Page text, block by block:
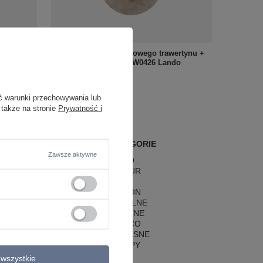
Okrągły kinkiet z kremowego trawertynu +
szklana kula Maxlight W0426 Lando
POPULARNE KATEGORIE
LAMPY RETRO
LAMPY GLAMOUR
LAMPY BOHO
LAMPY HAMPTON
LAMPY RUSTYKALNE
LAMPY KLASYCZNE
LAMPY ART DECO
LAMPY NOWOCZESNE
STYLOWE LAMPY
warunki przechowywania lub
na stronie Prywatność i
Zawsze aktywne